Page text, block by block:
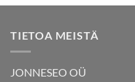
TIETOA MEISTÄ
JONNESEO OÜ